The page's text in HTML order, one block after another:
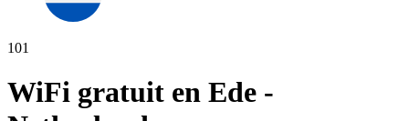
101
WiFi gratuit en Ede -